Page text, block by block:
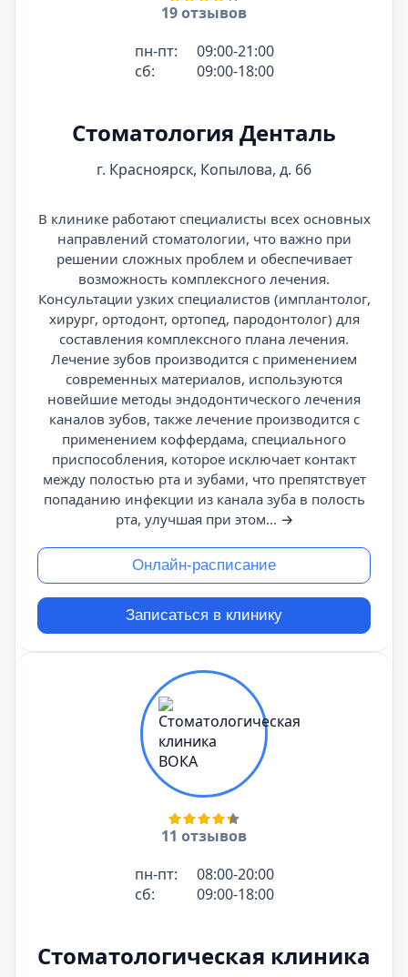
19 отзывов
пн-пт:
09:00-21:00
сб:
09:00-18:00
Стоматология Денталь
г. Красноярск, Копылова, д. 66
В клинике работают специалисты всех основных
направлений стоматологии, что важно при
решении сложных проблем и обеспечивает
возможность комплексного лечения.
Консультации узких специалистов (имплантолог,
хирург, ортодонт, ортопед, пародонтолог) для
составления комплексного плана лечения.
Лечение зубов производится с применением
современных материалов, используются
новейшие методы эндодонтического лечения
каналов зубов, также лечение производится с
применением коффердама, специального
приспособления, которое исключает контакт
между полостью рта и зубами, что препятствует
попаданию инфекции из канала зуба в полость
рта, улучшая при этом... →
Онлайн-расписание
Записаться в клинику
11 отзывов
пн-пт:
08:00-20:00
сб:
09:00-18:00
Стоматологическая клиника